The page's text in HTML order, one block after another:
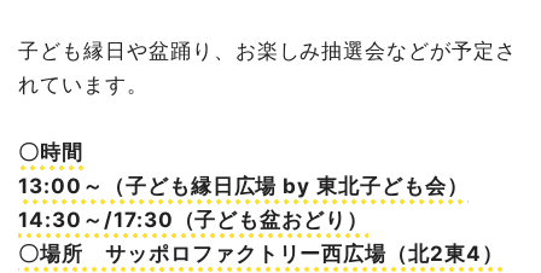
アート＆コミュニティセンター
8月2日（日）荒井山七夕まつり＠荒井山緑地
ター
8月6日（木）～8日（土）第62回すすきの祭り＠札幌駅前
通
8月7日（金）～9日（日）大ほっかいどう祭＠道庁赤れん
がガーデン
子ども縁日や盆踊り、お楽しみ抽選会などが予定さ
れています。
〇時間
13:00～（子ども縁日広場 by 東北子ども会）
14:30～/17:30（子ども盆おどり）
〇場所 サッポロファクトリー西広場（北2東4）